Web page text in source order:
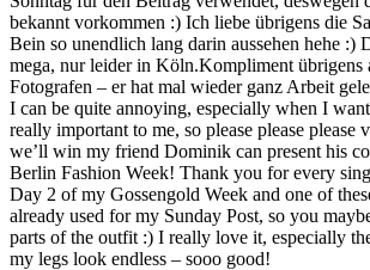
bekannt vorkommen :) Ich liebe übrigens die
Bein so unendlich lang darin aussehen hehe :)
mega, nur leider in Köln.Kompliment übrigens
Fotografen – er hat mal wieder ganz Arbeit
I can be quite annoying, especially when I
really important to me, so please please please
we’ll win my friend Dominik can present his
Berlin Fashion Week! Thank you for every
Day 2 of my Gossengold Week and one of
already used for my Sunday Post, so you
parts of the outfit :) I really love it, especially
my legs look endless – sooo good!